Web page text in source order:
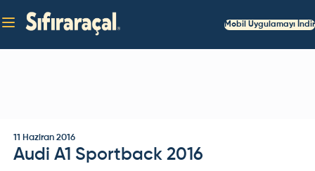
Mobil Uygulamayı İndir
11 Haziran 2016
Audi A1 Sportback 2016